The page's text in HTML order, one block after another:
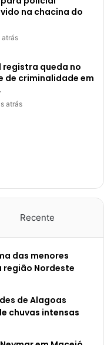
na chacina do
atrás
registra queda no
de criminalidade em
atrás
Recente
das menores
Nordeste
de Alagoas
chuvas intensas